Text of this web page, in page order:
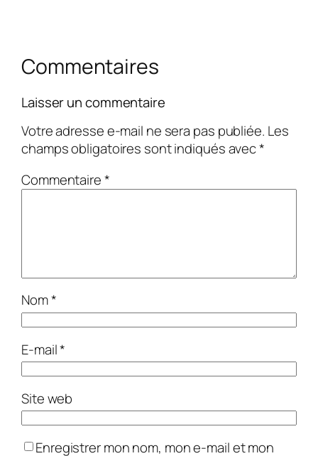
Commentaires
Laisser un commentaire
Votre adresse e-mail ne sera pas publiée. Les
champs obligatoires sont indiqués avec*
Commentaire*
Nom*
E-mail*
Site web
Enregistrer mon nom, mon e-mail et mon